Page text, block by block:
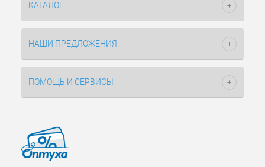
КАТАЛОГ
НАШИ ПРЕДЛОЖЕНИЯ
ПОМОЩЬ И СЕРВИСЫ